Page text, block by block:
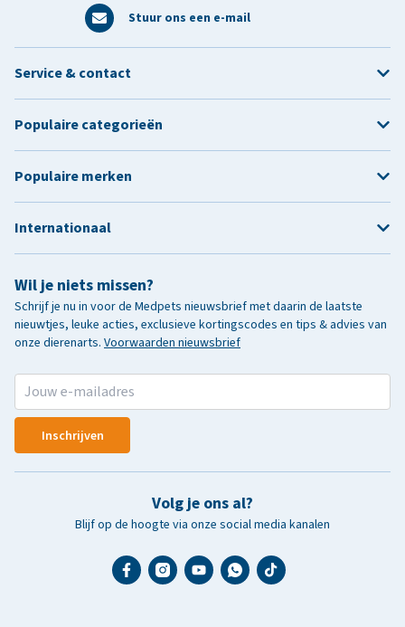
Stuur ons een e-mail
Wil je niets missen?
Schrijf je nu in voor de Medpets nieuwsbrief met daarin de laatste
nieuwtjes, leuke acties, exclusieve kortingscodes en tips & advies van
onze dierenarts. Voorwaarden nieuwsbrief
Inschrijven
Volg je ons al?
Blijf op de hoogte via onze social media kanalen
Service & contact
Populaire categorieën
Populaire merken
Internationaal